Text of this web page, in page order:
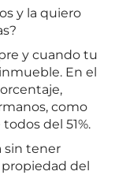
y la quiero
y cuando tu
En el
como
del 51%.
sin tener
propiedad del